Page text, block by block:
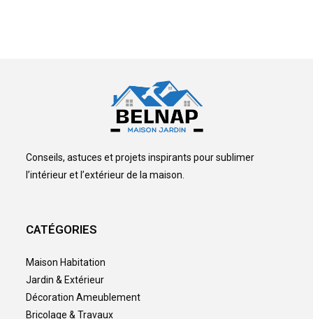
Conseils, astuces et projets inspirants pour sublimer
l’intérieur et l’extérieur de la maison.
CATÉGORIES
Maison Habitation
Jardin & Extérieur
Décoration Ameublement
Bricolage & Travaux